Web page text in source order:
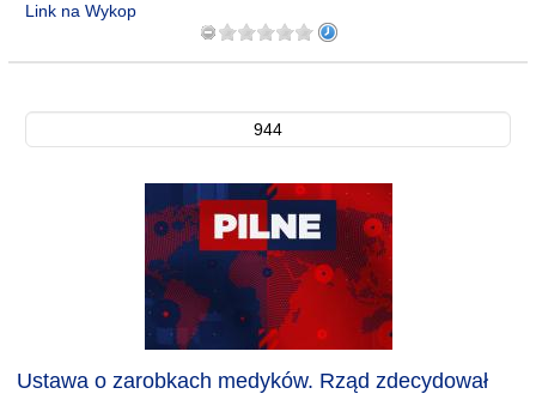
Link na Wykop
944
Ustawa o zarobkach medyków. Rząd zdecydował